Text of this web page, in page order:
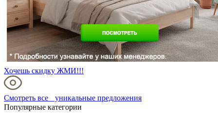
Хочешь скидку ЖМИ!!!
Смотреть все уникальные предложения
Популярные категории